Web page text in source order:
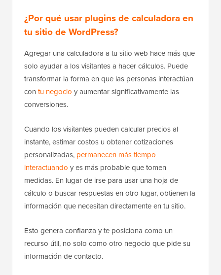
¿Por qué usar plugins de calculadora en
tu sitio de WordPress?
Agregar una calculadora a tu sitio web hace más que
solo ayudar a los visitantes a hacer cálculos. Puede
transformar la forma en que las personas interactúan
con tu negocio y aumentar significativamente las
conversiones.
Cuando los visitantes pueden calcular precios al
instante, estimar costos u obtener cotizaciones
personalizadas, permanecen más tiempo
interactuando y es más probable que tomen
medidas. En lugar de irse para usar una hoja de
cálculo o buscar respuestas en otro lugar, obtienen la
información que necesitan directamente en tu sitio.
Esto genera confianza y te posiciona como un
recurso útil, no solo como otro negocio que pide su
información de contacto.